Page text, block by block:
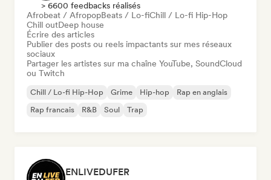
> 6600 feedbacks réalisés
Afrobeat / AfropopBeats / Lo-fiChill / Lo-fi Hip-Hop
Chill outDeep house
Écrire des articles
Publier des posts ou reels impactants sur mes réseaux
sociaux
Partager les artistes sur ma chaîne YouTube, SoundCloud
ou Twitch
Chill / Lo-fi Hip-Hop Grime Hip-hop
Rap en anglais
Rap francais
R&B Soul Trap
ENLIVEDUFER